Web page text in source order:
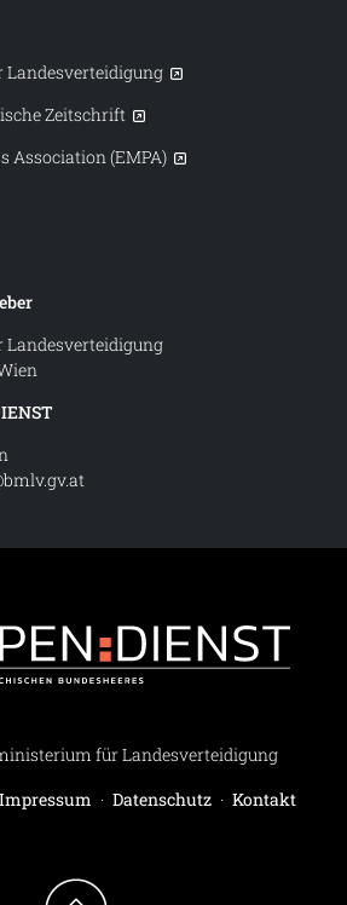
Zeitschrift
Association (EMPA)
für Landesverteidigung
Impressum · Datenschutz · Kontakt